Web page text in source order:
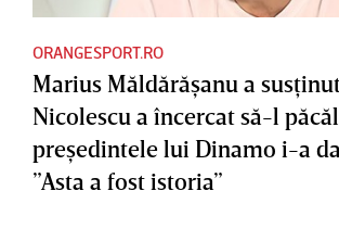
ORANGESPORT.RO
Marius Măldărăşanu a
Nicolescu a încercat să-l
preşedintele lui Dinamo i-a
”Asta a fost istoria”